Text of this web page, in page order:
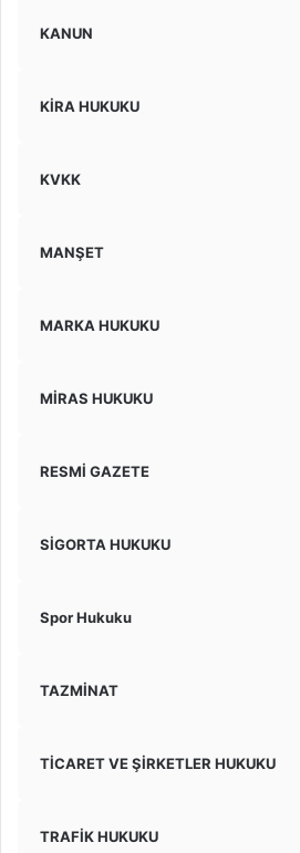
KANUN
KİRA HUKUKU
KVKK
MANŞET
MARKA HUKUKU
MİRAS HUKUKU
RESMİ GAZETE
SİGORTA HUKUKU
Spor Hukuku
TAZMİNAT
TİCARET VE ŞİRKETLER HUKUKU
TRAFİK HUKUKU